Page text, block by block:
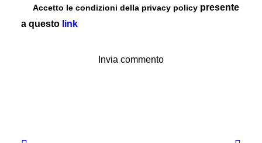
Accetto le condizioni della privacy policy presente
a questo link